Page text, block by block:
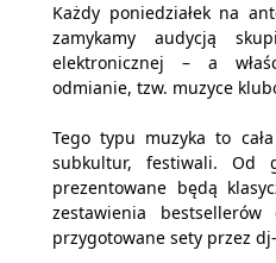
Każdy poniedziałek na
zamykamy audycją
elektronicznej – a
odmianie, tzw. muzyce
Tego typu muzyka to
subkultur, festiwali. Od
prezentowane będą
zestawienia
przygotowane sety przez